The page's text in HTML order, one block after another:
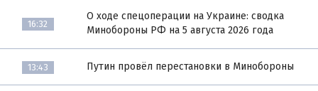
16:32
О ходе спецоперации на Украине: сводка
Минобороны РФ на 5 августа 2026 года
13:43 Путин провёл перестановки в Минобороны